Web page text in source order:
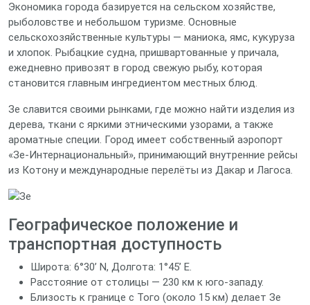
Экономика города базируется на сельском хозяйстве,
рыболовстве и небольшом туризме. Основные
сельскохозяйственные культуры — маниока, ямс, кукуруза
и хлопок. Рыбацкие судна, пришвартованные у причала,
ежедневно привозят в город свежую рыбу, которая
становится главным ингредиентом местных блюд.
Зе славится своими рынками, где можно найти изделия из
дерева, ткани с яркими этническими узорами, а также
ароматные специи. Город имеет собственный аэропорт
«Зе‑Интернациональный», принимающий внутренние рейсы
из Котону и международные перелёты из Дакар и Лагоса.
Географическое положение и
транспортная доступность
Широта: 6°30’ N, Долгота: 1°45’ E.
Расстояние от столицы — 230 км к юго‑западу.
Близость к границе с Того (около 15 км) делает Зе